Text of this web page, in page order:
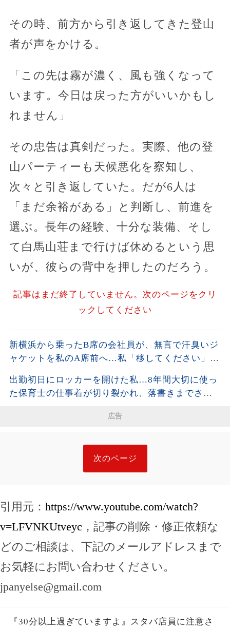
その時、前方から引き返してきた登山
者が声をかける。
「この先は霧が濃く、風も強くなって
います。今日は戻った方がいいかもし
れません」
その忠告は真剣だった。実際、他の登
山パーティーも天候悪化を察知し、
次々と引き返していた。だが6人は
「まだ余裕がある」と判断し、前進を
選ぶ。長年の経験、十分な装備、そし
て白馬山荘まで行けば休めるという思
いが、彼らの背中を押したのだろう。
記事はまだ終了していません。次のページをクリ
ックしてください
新横浜から乗ったB席の会社員が、無言で汗臭いジ
ャケットを私のA席前へ…私「移してください」男
客が名刺を差し出し…
出勤初日にロッカーを開けた私…8年間大切に使っ
た保育士の仕事着が切り裂かれ、落書きまでされ
私が残した1枚の写真と記録が、後日すべてを変え
広告
次のページ
引用元： https://www.youtube.com/watch?
v=LFVNKUtveyc ，記事の削除・修正依頼な
どのご相談は、下記のメールアドレスまで
お気軽にお問い合わせください。
jpanyelse@gmail.com
『30分以上過ぎていますよ』スタバ店員に注意さ